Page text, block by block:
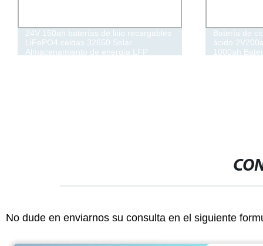
24V 150ah baterías de litio recargables
LiFePO4 celdas 32650 Solar
Almacenamiento de energía LFP
Batería de
ácido
1000ah
No dude en enviarnos su consulta en el siguiente